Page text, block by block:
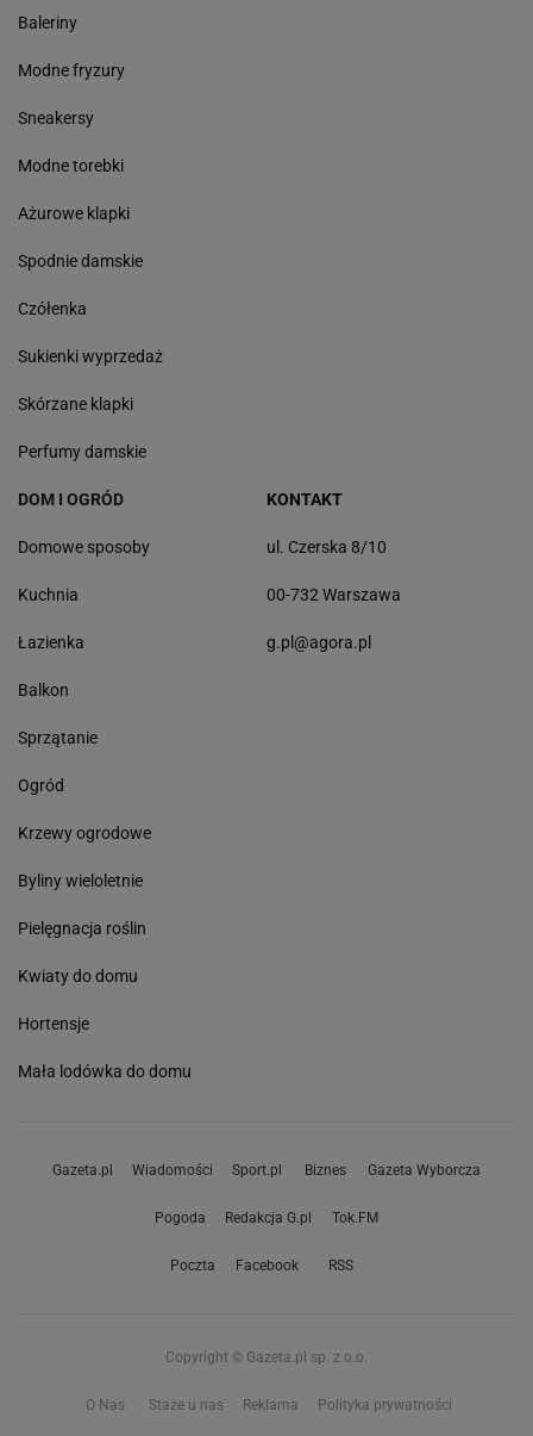
Baleriny
Modne fryzury
Sneakersy
Modne torebki
Ażurowe klapki
Spodnie damskie
Czółenka
Sukienki wyprzedaż
Skórzane klapki
Perfumy damskie
DOM I OGRÓD
Domowe sposoby
Kuchnia
Łazienka
Balkon
Sprzątanie
Ogród
Krzewy ogrodowe
Byliny wieloletnie
Pielęgnacja roślin
Kwiaty do domu
Hortensje
Mała lodówka do domu
KONTAKT
ul. Czerska 8/10
00-732 Warszawa
g.pl@agora.pl
Gazeta.pl Wiadomości Sport.pl Biznes Gazeta Wyborcza
Pogoda Redakcja G.pl Tok.FM
Poczta Facebook RSS
Copyright © Gazeta.pl sp. z o.o.
O Nas Staże u nas Reklama Polityka prywatności